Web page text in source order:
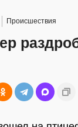
Происшествия